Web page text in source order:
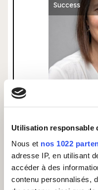
Utilisation responsable
Nous et nos 1022
adresse IP, en utilisant
accéder à des
contenu personnalisés,
Success
Cadrage
minutes
Call of Success
toutes les étapes de